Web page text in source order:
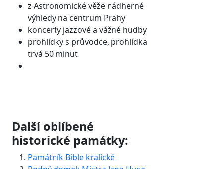
z Astronomické věže nádherné
výhledy na centrum Prahy
koncerty jazzové a vážné hudby
prohlídky s průvodce, prohlídka
trvá 50 minut
Další oblíbené
historické památky:
Památník Bible kralické